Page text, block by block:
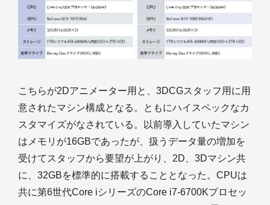
こちらが2Dアニメーター用と、3DCGスタッフ用に用
意されたマシン構成となる。ともにハイスペックなカ
スタマイズがなされている。以前導入していたマシン
はメモリが16GBであったが、扱うデータ量の増加を
受けてスタッフから要望が上がり、2D、3Dマシン共
に、32GBを標準的に搭載することとなった。CPUは
共に第6世代Core iシリーズのCore i7-6700Kプロセッ